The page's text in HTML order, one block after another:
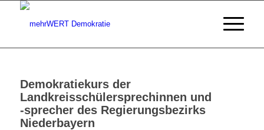
Demokratiekurs der
Landkreisschülersprechinnen und
‑sprecher des Regierungsbezirks
Niederbayern